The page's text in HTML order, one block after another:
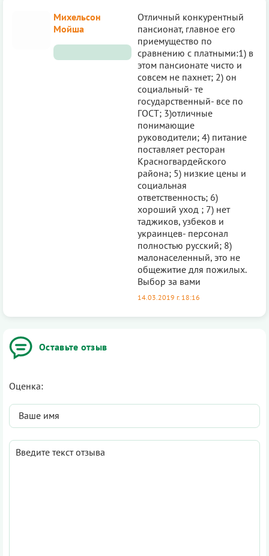
Оставьте отзыв
Оценка:
Михельсон
Мойша
Отличный конкурентный
пансионат, главное его
приемущество по
сравнению с платными:1) в
этом пансионате чисто и
совсем не пахнет; 2) он
социальный- те
государственный- все по
ГОСТ; 3)отличные
понимающие
руководители; 4) питание
поставляет ресторан
Красногвардейского
района; 5) низкие цены и
социальная
ответственность; 6)
хороший уход ; 7) нет
таджиков, узбеков и
украинцев- персонал
полностью русский; 8)
малонаселенный, это не
общежитие для пожилых.
Выбор за вами
14.03.2019 г. 18:16